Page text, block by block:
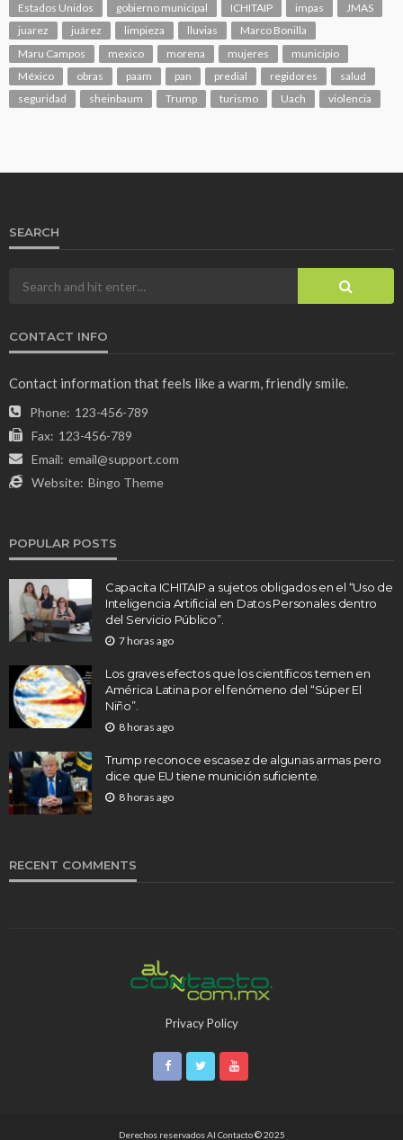
Estados Unidos
gobierno municipal ICHITAIP impas
JMAS
juarez
juárez limpieza lluvias
Marco Bonilla
Maru Campos
mexico morena mujeres
municipio
México
obras paam pan predial regidores
salud
seguridad
sheinbaum Trump turismo Uach violencia
SEARCH
CONTACT INFO
Contact information that feels like a warm, friendly smile.
Phone: 123-456-789
Fax: 123-456-789
Email: email@support.com
Website: Bingo Theme
POPULAR POSTS
Capacita ICHITAIP a sujetos obligados en el “Uso de
Inteligencia Artificial en Datos Personales dentro
del Servicio Público”.
7 horas ago
Los graves efectos que los científicos temen en
América Latina por el fenómeno del “Súper El
Niño”.
8 horas ago
Trump reconoce escasez de algunas armas pero
dice que EU tiene munición suficiente.
8 horas ago
RECENT COMMENTS
Privacy Policy
Derechos reservados Al Contacto © 2025